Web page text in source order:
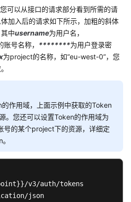
可以从接口的请求部分看到所需的请
加入后的请求如下所示，加粗的斜体
中username为用户名，
号名称， ********为用户登录密
为project的名称，如“eu-west-0”，您
作用域，上面示例中获取的Token
。您还可以设置Token的作用域为
号的某个project下的资源，详细定
v3/auth/tokens
json